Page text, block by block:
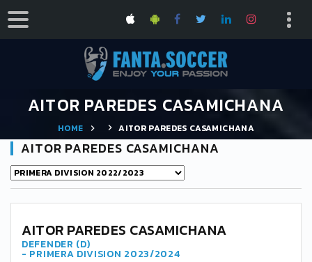
AITOR PAREDES CASAMICHANA
HOME AITOR PAREDES CASAMICHANA
AITOR PAREDES CASAMICHANA
4
AITOR PAREDES CASAMICHANA
DEFENDER (D)
- PRIMERA DIVISION 2023/2024